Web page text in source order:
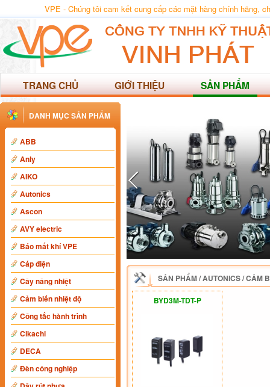
VPE - Chúng tôi cam kết cung cấp các mặt hàng chính hãng,
TRANG CHỦ GIỚI THIỆU SẢN PHẨM
DANH MỤC SẢN PHẨM
ABB
Anly
AIKO
Autonics
Ascon
AVY electric
Báo mất khí VPE
Cáp điện
Cây nâng nhiệt
Cảm biến nhiệt độ
Công tắc hành trình
Cikachi
DECA
Đèn công nghiệp
SẢN PHẨM/AUTONICS/CẢM
BYD3M-TDT-P